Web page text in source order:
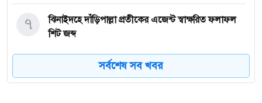
ঝিনাইদহে দাঁড়িপাল্লা প্রতীকের এজেন্ট স্বাক্ষরিত ফলাফল
শিট জব্দ
৭
ত্রয়োদশ জাতীয় নির্বাচন, শান্তিপূর্ণ ও নিরপেক্ষ হোক
সর্বশেষ সব খবর